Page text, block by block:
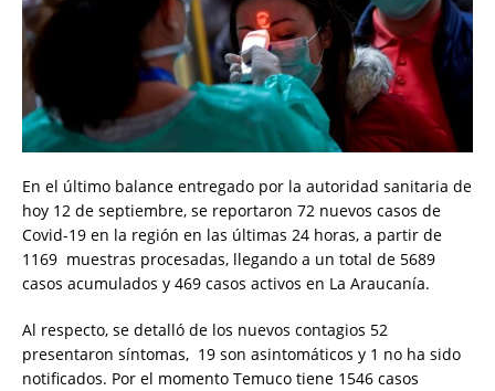
En el último balance entregado por la autoridad sanitaria de
hoy 12 de septiembre, se reportaron 72 nuevos casos de
Covid-19 en la región en las últimas 24 horas, a partir de
1169 muestras procesadas, llegando a un total de 5689
casos acumulados y 469 casos activos en La Araucanía.
Al respecto, se detalló de los nuevos contagios 52
presentaron síntomas, 19 son asintomáticos y 1 no ha sido
notificados. Por el momento Temuco tiene 1546 casos